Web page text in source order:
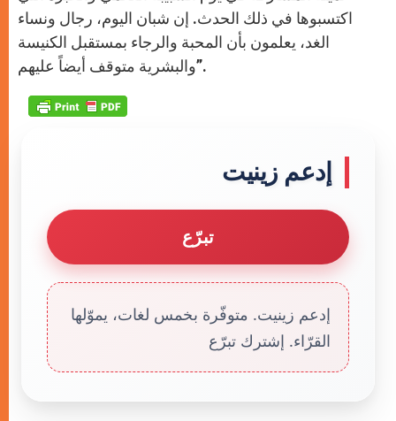
اكتسبوها في ذلك الحدث. إن شبان اليوم، رجال ونساء
الغد، يعلمون بأن المحبة والرجاء بمستقبل الكنيسة
والبشرية متوقف أيضاً عليهم”.
إدعم زينيت
تبرّع
إدعم زينيت. متوفّرة بخمس لغات، يموّلها
القرّاء. إشترك تبرّع